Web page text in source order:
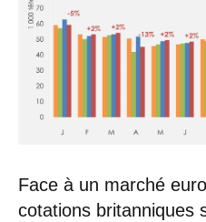
Face à un marché
cotations britanniques